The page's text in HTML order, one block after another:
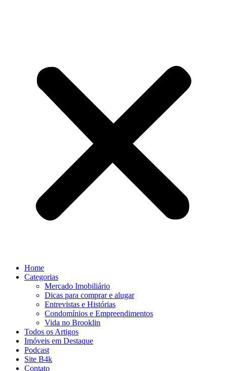
Home
Categorias
Mercado Imobiliário
Dicas para comprar e alugar
Entrevistas e Histórias
Condomínios e Empreendimentos
Vida no Brooklin
Todos os Artigos
Imóveis em Destaque
Podcast
Site B4k
Contato